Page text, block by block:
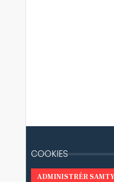
COOKIES
ADMINISTRÉR